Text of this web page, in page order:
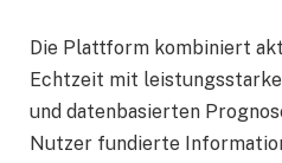
Die Plattform kombiniert
Echtzeit mit
und datenbasierten
Nutzer fundierte